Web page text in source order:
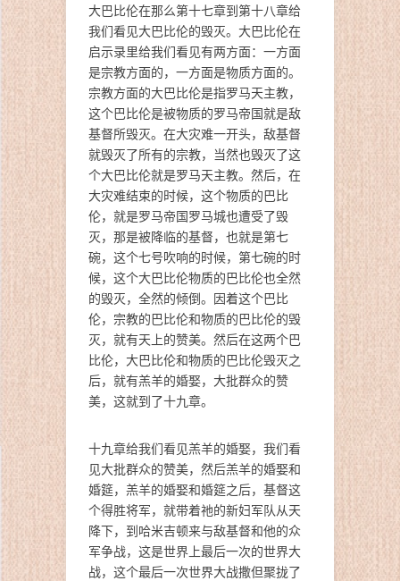
大巴比伦在那么第十七章到第十八章给
我们看见大巴比伦的毁灭。大巴比伦在
启示录里给我们看见有两方面：一方面
是宗教方面的，一方面是物质方面的。
宗教方面的大巴比伦是指罗马天主教，
这个巴比伦是被物质的罗马帝国就是敌
基督所毁灭。在大灾难一开头，敌基督
就毁灭了所有的宗教，当然也毁灭了这
个大巴比伦就是罗马天主教。然后，在
大灾难结束的时候，这个物质的巴比
伦，就是罗马帝国罗马城也遭受了毁
灭，那是被降临的基督，也就是第七
碗，这个七号吹响的时候，第七碗的时
候，这个大巴比伦物质的巴比伦也全然
的毁灭，全然的倾倒。因着这个巴比
伦，宗教的巴比伦和物质的巴比伦的毁
灭，就有天上的赞美。然后在这两个巴
比伦，大巴比伦和物质的巴比伦毁灭之
后，就有羔羊的婚娶，大批群众的赞
美，这就到了十九章。
十九章给我们看见羔羊的婚娶，我们看
见大批群众的赞美，然后羔羊的婚娶和
婚筵，羔羊的婚娶和婚筵之后，基督这
个得胜将军，就带着祂的新妇军队从天
降下，到哈米吉顿来与敌基督和他的众
军争战，这是世界上最后一次的世界大
战，这个最后一次世界大战撒但聚拢了